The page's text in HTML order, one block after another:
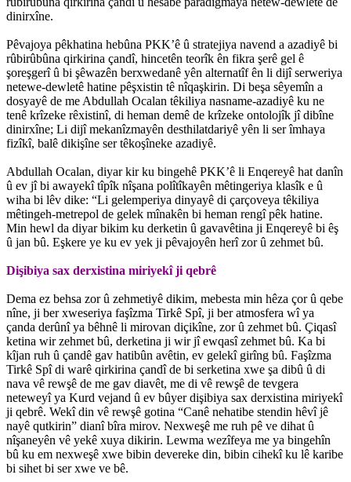
dinirxîne.
Pêvajoya pêkhatina hebûna PKK’ê û stratejiya navend a azadiyê bi
rûbirûbûna qirkirina çandî, hincetên teorîk ên fikra şerê gel ê
şoreşgerî û bi şêwazên berxwedanê yên alternatîf ên li dijî serweriya
netewe-dewletê hatine pêşxistin tê nîqaşkirin. Di beşa sêyemîn a
dosyayê de me Abdullah Ocalan têkiliya nasname-azadiyê ku ne
tenê krîzeke rêxistinî, di heman demê de krîzeke ontolojîk jî dibîne
dinirxîne; Li dijî mekanîzmayên desthilatdariyê yên li ser îmhaya
fizîkî, balê dikişîne ser têkoşîneke azadiyê.
Abdullah Ocalan, diyar kir ku bingehê PKK’ê li Enqereyê hat danîn
û ev jî bi awayekî tîpîk nîşana polîtîkayên mêtingeriya klasîk e û
wiha bi lêv dike: “Li gelemperiya dinyayê di çarçoveya têkiliya
mêtingeh-metrepol de gelek mînakên bi heman rengî pêk hatine.
Min hewl da diyar bikim ku derketin û gavavêtina ji Enqereyê bi êş
û jan bû. Eşkere ye ku ev yek ji pêvajoyên herî zor û zehmet bû.
Dişibiya sax derxistina miriyekî ji qebrê
Dema ez behsa zor û zehmetiyê dikim, mebesta min hêza çor û qebe
nîne, ji ber xweseriya faşîzma Tirkê Spî, ji ber atmosfera wî ya
çanda derûnî ya bêhnê li mirovan diçikîne, zor û zehmet bû. Çiqasî
ketina wir zehmet bû, derketina ji wir jî ewqasî zehmet bû. Ka bi
kîjan ruh û çandê gav hatibûn avêtin, ev gelekî girîng bû. Faşîzma
Tirkê Spî di warê qirkirina çandî de bi serketina xwe şa dibû û di
nava vê rewşê de me gav diavêt, me di vê rewşê de tevgera
neteweyî ya Kurd vejand û ev bûyer dişibiya sax derxistina miriyekî
ji qebrê. Wekî din vê rewşê gotina “Canê nehatibe stendin hêvî jê
nayê qutkirin” dianî bîra mirov. Nexweşê me ruh pê ve dihat û
nîşaneyên vê yekê xuya dikirin. Lewma wezîfeya me ya bingehîn
bû ku em nexweşê xwe bibin devereke din, bibin cihekî ku lê karibe
bi sihet bi ser xwe ve bê.